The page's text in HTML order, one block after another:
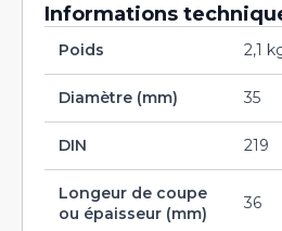
Informations
Poids 2,1
Diamètre (mm) 35
DIN 219
Longeur de coupe
ou épaisseur (mm)
36